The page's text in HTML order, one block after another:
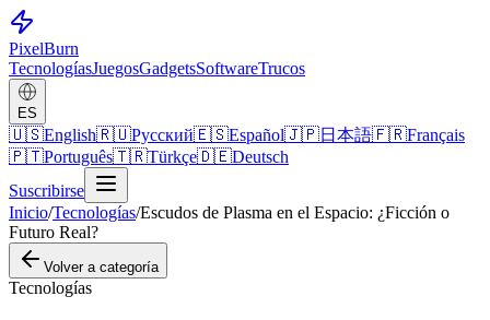
PixelBurn
TecnologíasJuegosGadgetsSoftwareTrucos
ES
🇺🇸English🇷🇺Русский🇪🇸Español🇯🇵日本語🇫🇷Français
🇵🇹Português🇹🇷Türkçe🇩🇪Deutsch
Suscribirse
Inicio/Tecnologías/Escudos de Plasma en el Espacio: ¿Ficción o
Futuro Real?
Volver a categoría
Tecnologías